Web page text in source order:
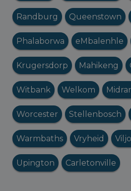
Randburg Queenstown
Phalaborwa eMbalenhle
Krugersdorp Mahikeng
Witbank Welkom
Worcester Stellenbosch
Warmbaths Vryheid
Upington Carletonville